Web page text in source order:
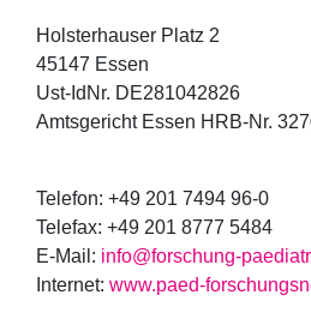
Holsterhauser Platz 2
45147 Essen
Ust-IdNr. DE281042826
Amtsgericht Essen HRB-Nr.
Telefon: +49 201 7494 96-0
Telefax: +49 201 8777 5484
E-Mail: info@forschung-
Internet: www.paed-